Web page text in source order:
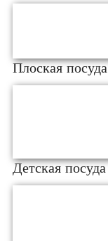
Плоская посуда
Детская посуда